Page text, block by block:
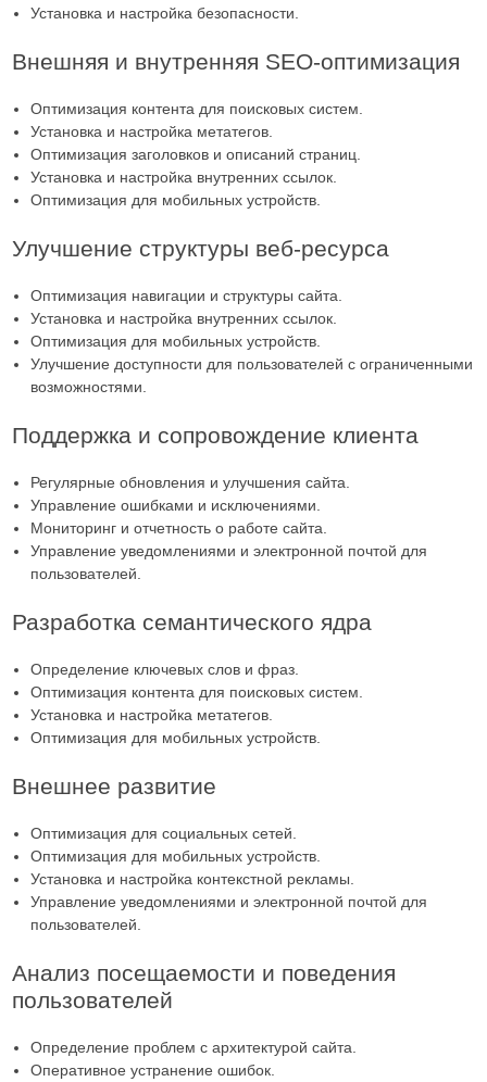
Установка и настройка безопасности.
Внешняя и внутренняя SEO-оптимизация
Оптимизация контента для поисковых систем.
Установка и настройка метатегов.
Оптимизация заголовков и описаний страниц.
Установка и настройка внутренних ссылок.
Оптимизация для мобильных устройств.
Улучшение структуры веб-ресурса
Оптимизация навигации и структуры сайта.
Установка и настройка внутренних ссылок.
Оптимизация для мобильных устройств.
Улучшение доступности для пользователей с ограниченными
возможностями.
Поддержка и сопровождение клиента
Регулярные обновления и улучшения сайта.
Управление ошибками и исключениями.
Мониторинг и отчетность о работе сайта.
Управление уведомлениями и электронной почтой для
пользователей.
Разработка семантического ядра
Определение ключевых слов и фраз.
Оптимизация контента для поисковых систем.
Установка и настройка метатегов.
Оптимизация для мобильных устройств.
Внешнее развитие
Оптимизация для социальных сетей.
Оптимизация для мобильных устройств.
Установка и настройка контекстной рекламы.
Управление уведомлениями и электронной почтой для
пользователей.
Анализ посещаемости и поведения
пользователей
Определение проблем с архитектурой сайта.
Оперативное устранение ошибок.